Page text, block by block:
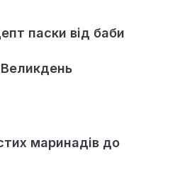
паски від баби
маринадів до